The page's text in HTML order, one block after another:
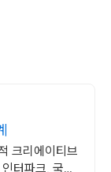
크리에이티브
터파크, 국립